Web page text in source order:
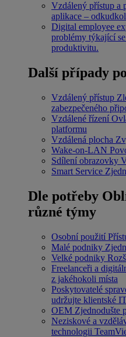
Vzdálený přístup a
aplikace –
Digital employee
problémy týkající
produktivitu.
Další případy
Vzdálený přístup
zabezpečeného
Vzdálené řízení
platformu
Vzdálená plocha
Wake-on-LAN
Sdílení obrazovky
Smart Service
Dle potřeby
různé týmy
Osobní použití
Malé podniky
Velké podniky
Freelanceři a
z jakéhokoli místa
Poskytovatelé
udržujte klientské
OEM Zjednodušte
Neziskové a
technologii